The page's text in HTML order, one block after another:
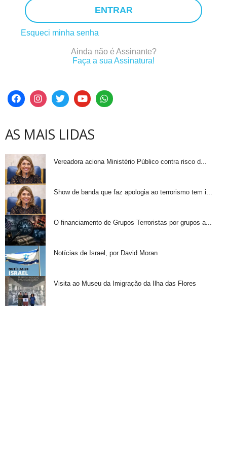
ENTRAR
Esqueci minha senha
Ainda não é Assinante?
Faça a sua Assinatura!
AS MAIS LIDAS
Vereadora aciona Ministério Público contra risco d...
Show de banda que faz apologia ao terrorismo tem i...
O financiamento de Grupos Terroristas por grupos a...
Notícias de Israel, por David Moran
Visita ao Museu da Imigração da Ilha das Flores